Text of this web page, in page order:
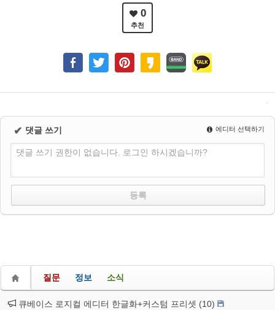
0
추천
✔ 댓글 쓰기 에디터 선택하기
댓글 쓰기 권한이 없습니다. 로그인 하시겠습니까?
질문 정보 소식
큐베이스 로지컬 에디터 한글화+커스텀 프리셋 (10)